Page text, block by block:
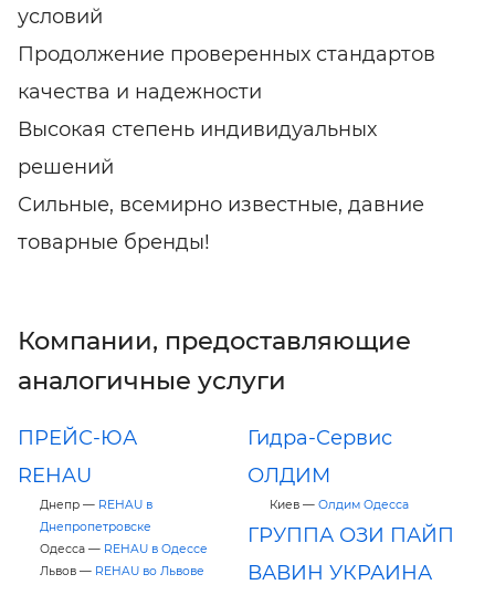
условий
Продолжение проверенных стандартов
качества и надежности
Высокая степень индивидуальных
решений
Сильные, всемирно известные, давние
товарные бренды!
Компании, предоставляющие
аналогичные услуги
ПРЕЙС-ЮА
Гидра-Сервис
REHAU
Днепр — REHAU в
Днепропетровске
Одесса — REHAU в Одессе
Львов — REHAU во Львове
ОЛДИМ
Киев — Олдим Одесса
ГРУППА ОЗИ ПАЙП
ВАВИН УКРАИНА